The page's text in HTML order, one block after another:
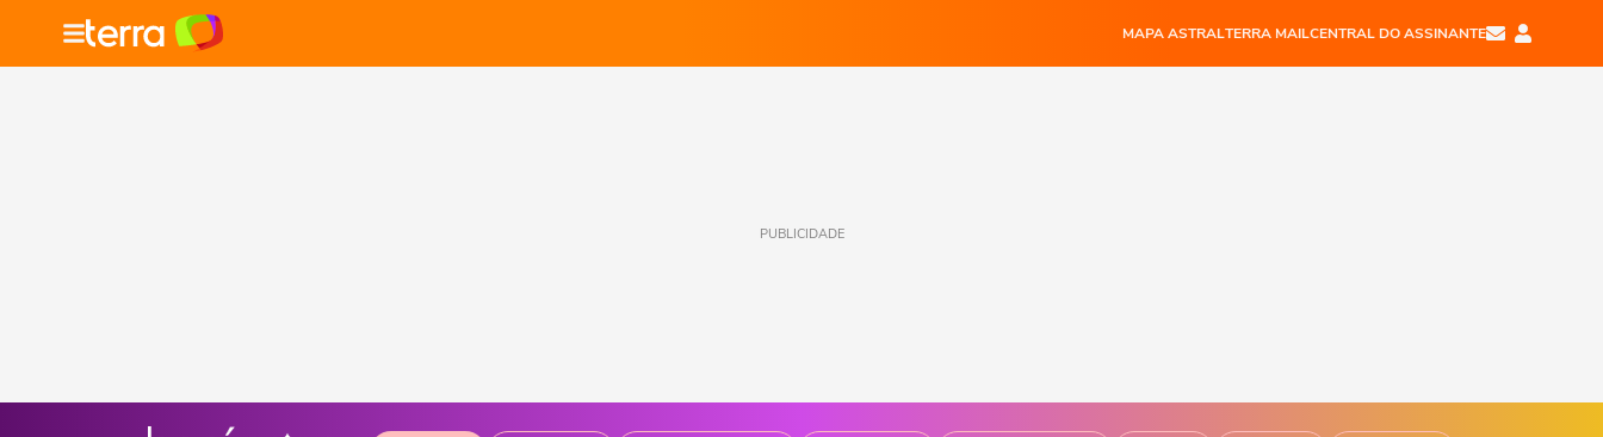
MAPA ASTRALTERRA MAILCENTRAL DO ASSINANTE
PUBLICIDADE